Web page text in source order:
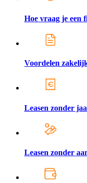
Hoe vraag je een
Voordelen
Leasen zonder
Leasen zonder